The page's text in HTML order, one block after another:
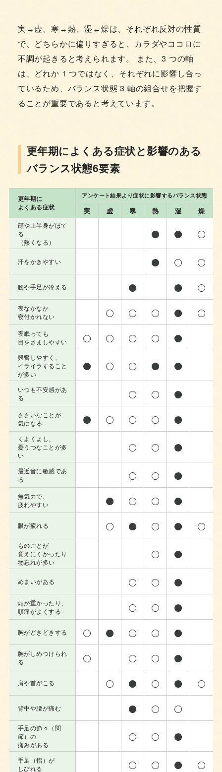
実↔虚、寒↔熱、湿↔燥は、それぞれ反対の性質
で、どちらかに偏りすぎると、カラダやココロに
不調が起きると考えられます。 また、3 つの軸
は、どれか 1 つではなく、それぞれに影響し合っ
ているため、バランス状態 3 軸の組合せを把握す
ることが重要であると考えています。
更年期によくある症状と影響のある
バランス状態6要素
更年期に
よくある症状
アンケート結果より症状に影響するバランス状態
実 虚 寒 熱 湿 燥
顔や上半身がほて
る
（熱くなる）
汗をかきやすい
腰や手足が冷える
夜なかなか
寝付かれない
夜眠っても
目をさましやすい
興奮しやすく、
イライラすること
が多い
いつも不安感があ
る
ささいなことが
気になる
くよくよし、
憂うつなことが多
い
最近音に敏感であ
る
無気力で、
疲れやすい
眼が疲れる
ものごとが
覚えにくかったり
物忘れが多い
めまいがある
頭が重かったり、
頭痛がよくする
胸がどきどきする
胸がしめつけられ
る
肩や首がこる
背中や腰が痛む
手足の節々（関
節）の
痛みがある
手足（指）が
しびれる